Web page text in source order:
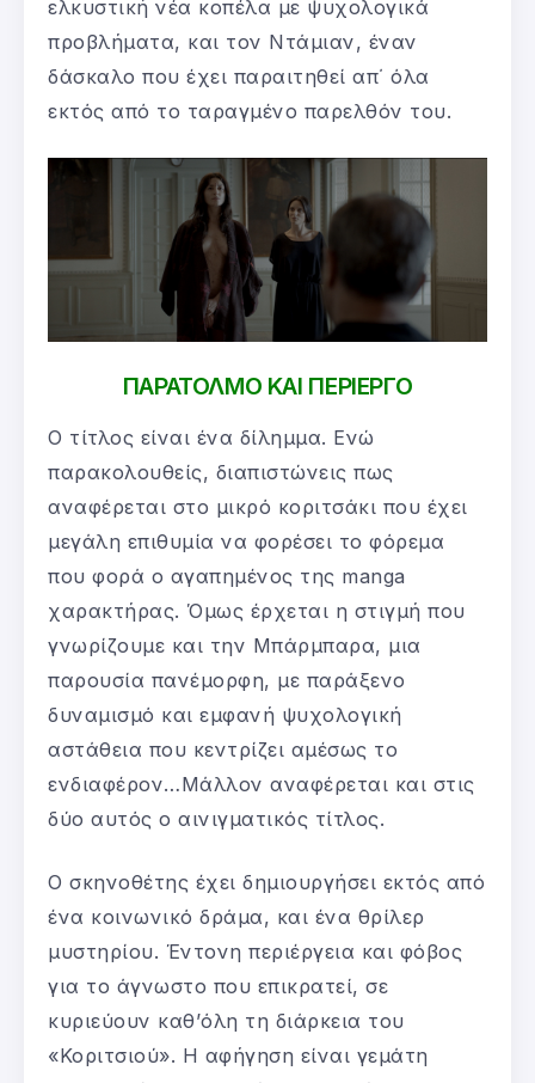
ελκυστική νέα κοπέλα με ψυχολογικά
προβλήματα, και τον Ντάμιαν, έναν
δάσκαλο που έχει παραιτηθεί απ΄ όλα
εκτός από το ταραγμένο παρελθόν του.
ΠΑΡΑΤΟΛΜΟ ΚΑΙ ΠΕΡΙΕΡΓΟ
O τίτλος είναι ένα δίλημμα. Ενώ
παρακολουθείς, διαπιστώνεις πως
αναφέρεται στο μικρό κοριτσάκι που έχει
μεγάλη επιθυμία να φορέσει το φόρεμα
που φορά ο αγαπημένος της manga
χαρακτήρας. Όμως έρχεται η στιγμή που
γνωρίζουμε και την Μπάρμπαρα, μια
παρουσία πανέμορφη, με παράξενο
δυναμισμό και εμφανή ψυχολογική
αστάθεια που κεντρίζει αμέσως το
ενδιαφέρον…Μάλλον αναφέρεται και στις
δύο αυτός ο αινιγματικός τίτλος.
Ο σκηνοθέτης έχει δημιουργήσει εκτός από
ένα κοινωνικό δράμα, και ένα θρίλερ
μυστηρίου. Έντονη περιέργεια και φόβος
για το άγνωστο που επικρατεί, σε
κυριεύουν καθ’όλη τη διάρκεια του
«Κοριτσιού». Η αφήγηση είναι γεμάτη